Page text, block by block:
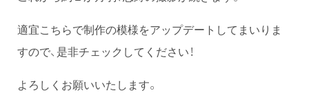
適宜こちらで制作の模様をアップデートしてまいりま
すので、是非チェックしてください！
よろしくお願いいたします。